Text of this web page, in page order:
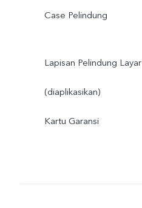
Case Pelindung
Lapisan Pelindung Layar
(diaplikasikan)
Kartu Garansi